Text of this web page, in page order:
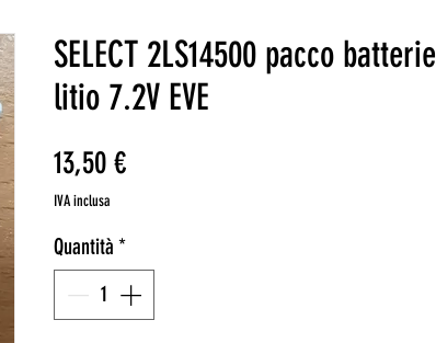
SELECT 2LS14500 pacco batterie
litio 7.2V EVE
13,50 €Prezzo
IVA inclusa
Quantità *